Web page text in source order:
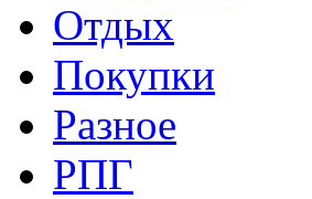
Отдых
Покупки
Разное
РПГ